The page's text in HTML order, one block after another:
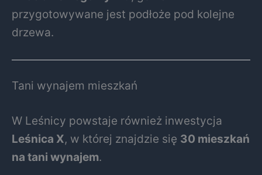
przygotowywane jest podłoże pod kolejne
drzewa.
Tani wynajem mieszkań
W Leśnicy powstaje również inwestycja
Leśnica X, w której znajdzie się 30 mieszkań
na tani wynajem.